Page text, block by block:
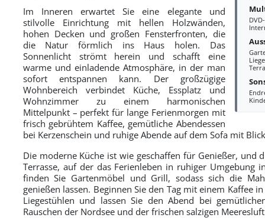
Im Inneren erwartet Sie eine elegante und
stilvolle Einrichtung mit hellen Holzwänden,
hohen Decken und großen Fensterfronten, die
die Natur förmlich ins Haus holen. Das
Sonnenlicht strömt herein und schafft eine
warme und einladende Atmosphäre, in der man
sofort entspannen kann. Der großzügige
Wohnbereich verbindet Küche, Essplatz und
Wohnzimmer zu einem harmonischen
Mittelpunkt – perfekt für lange Ferienmorgen mit
frisch gebrühtem Kaffee, gemütliche Abendessen
bei Kerzenschein und ruhige Abende auf dem Sofa mit
Die moderne Küche ist wie geschaffen für Genießer, und
Terrasse, auf der das Ferienleben in ruhiger Umgebung
finden Sie Gartenmöbel und Grill, sodass sich die
genießen lassen. Beginnen Sie den Tag mit einem Kaffee
Liegestühlen und lassen Sie den Abend bei
Rauschen der Nordsee und der frischen salzigen